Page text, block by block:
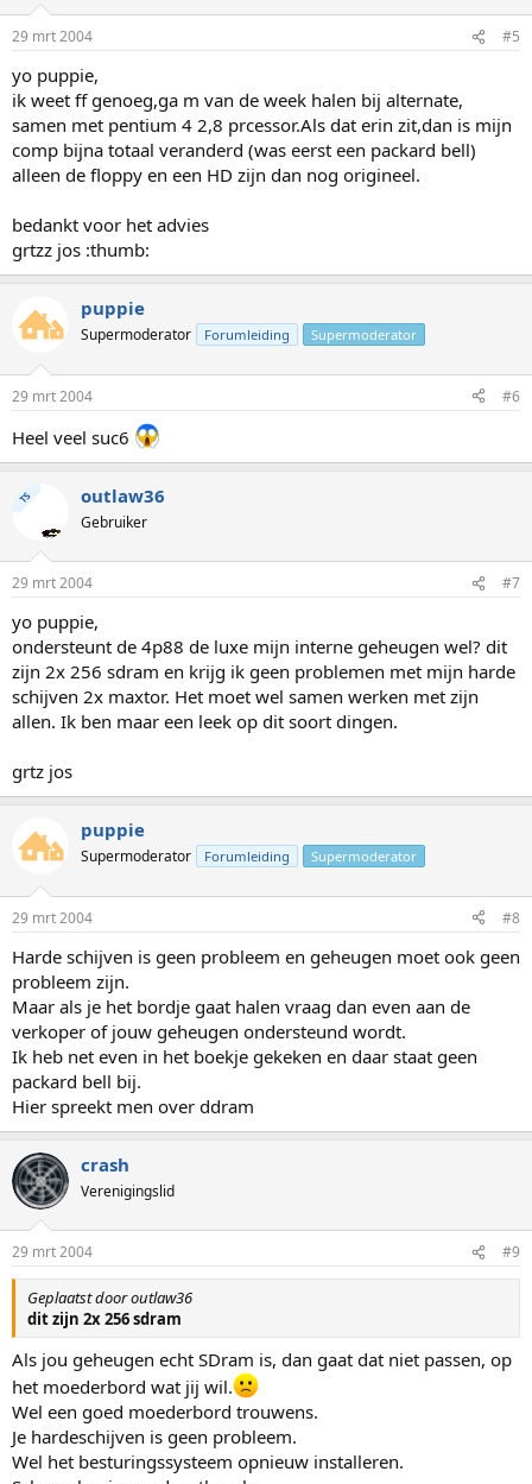
29 mrt 2004 #5
yo puppie,
ik weet ff genoeg,ga m van de week halen bij alternate,
samen met pentium 4 2,8 prcessor.Als dat erin zit,dan is mijn
comp bijna totaal veranderd (was eerst een packard bell)
alleen de floppy en een HD zijn dan nog origineel.
bedankt voor het advies
grtzz jos :thumb:
puppie
Supermoderator Forumleiding Supermoderator
29 mrt 2004 #6
Heel veel suc6
TS outlaw36
Gebruiker
29 mrt 2004 #7
yo puppie,
ondersteunt de 4p88 de luxe mijn interne geheugen wel? dit
zijn 2x 256 sdram en krijg ik geen problemen met mijn harde
schijven 2x maxtor. Het moet wel samen werken met zijn
allen. Ik ben maar een leek op dit soort dingen.
grtz jos
puppie
Supermoderator Forumleiding Supermoderator
29 mrt 2004 #8
Harde schijven is geen probleem en geheugen moet ook geen
probleem zijn.
Maar als je het bordje gaat halen vraag dan even aan de
verkoper of jouw geheugen ondersteund wordt.
Ik heb net even in het boekje gekeken en daar staat geen
packard bell bij.
Hier spreekt men over ddram
crash
Verenigingslid
29 mrt 2004 #9
Geplaatst door outlaw36
dit zijn 2x 256 sdram
Als jou geheugen echt SDram is, dan gaat dat niet passen, op
het moederbord wat jij wil.
Wel een goed moederbord trouwens.
Je hardeschijven is geen probleem.
Wel het besturingssysteem opnieuw installeren.